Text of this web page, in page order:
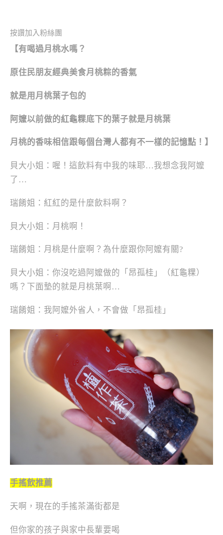
按讚加入粉絲團
【有喝過月桃水嗎？
原住民朋友經典美食月桃粽的香氣
就是用月桃葉子包的
阿嬤以前做的紅龜粿底下的葉子就是月桃葉
月桃的香味相信跟每個台灣人都有不一樣的記憶點！】
貝大小姐：喔！這飲料有中我的味耶…我想念我阿嬤
了…
瑞餚姐：紅紅的是什麼飲料啊？
貝大小姐：月桃啊！
瑞餚姐：月桃是什麼啊？為什麼跟你阿嬤有關?
貝大小姐：你沒吃過阿嬤做的「昂孤桂」（紅龜粿）
嗎？下面墊的就是月桃葉啊…
瑞餚姐：我阿嬤外省人，不會做「昂孤桂」
手搖飲推薦
天啊，現在的手搖茶滿街都是
但你家的孩子與家中長輩要喝